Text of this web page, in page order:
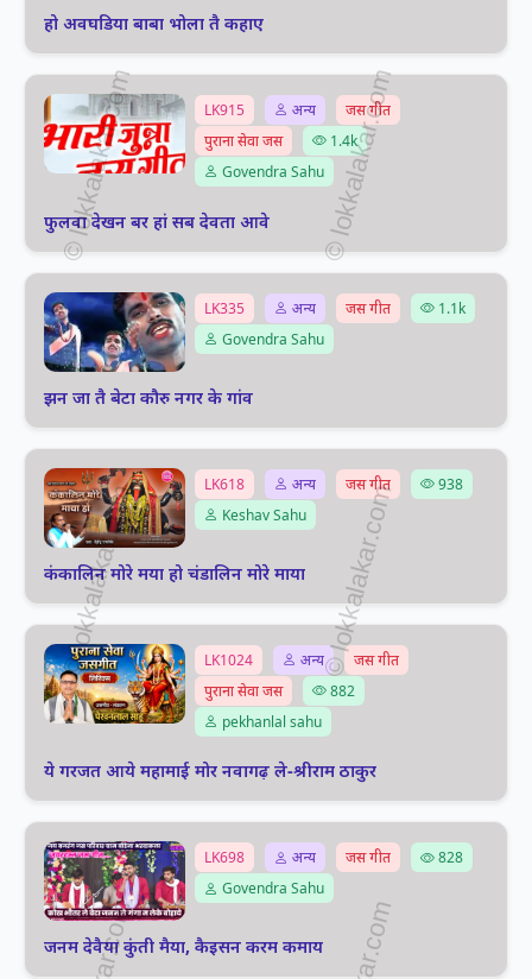
हो अवघडिया बाबा भोला तै कहाए
LK915 अन्य
जस गीत
पुराना सेवा जस
1.4k
Govendra Sahu
फुलवा देखन बर हां सब देवता आवे
LK335 अन्य जस गीत
1.1k
Govendra Sahu
झन जा तै बेटा कौरु नगर के गांव
LK618 अन्य जस गीत
938
Keshav Sahu
कंकालिन मोरे मया हो चंडालिन मोरे माया
LK1024 अन्य
जस गीत
पुराना सेवा जस
882
pekhanlal sahu
ये गरजत आये महामाई मोर नवागढ़ ले-श्रीराम ठाकुर
LK698 अन्य जस गीत
828
Govendra Sahu
जनम देवैया कुंती मैया, कैइसन करम कमाय